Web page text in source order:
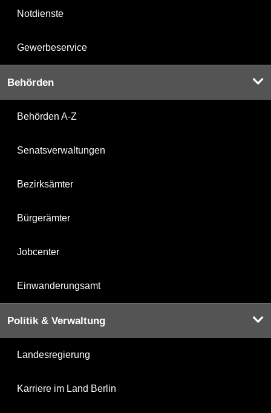
Notdienste
Gewerbeservice
Behörden
Behörden A-Z
Senatsverwaltungen
Bezirksämter
Bürgerämter
Jobcenter
Einwanderungsamt
Politik & Verwaltung
Landesregierung
Karriere im Land Berlin